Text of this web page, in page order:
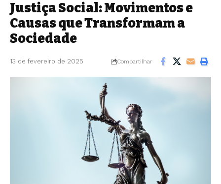
Justiça Social: Movimentos e
Causas que Transformam a
Sociedade
13 de fevereiro de 2025 Compartilhar